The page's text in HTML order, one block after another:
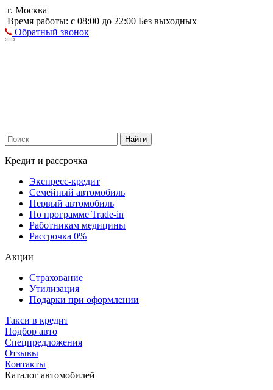
г. Москва
Время работы: с 08:00 до 22:00 Без выходных
Обратный звонок
Найти
Кредит и рассрочка
Экспресс-кредит
Семейный автомобиль
Первый автомобиль
По программе Trade-in
Работникам медицины
Рассрочка 0%
Акции
Страхование
Утилизация
Подарки при оформлении
Такси в кредит
Подбор авто
Спецпредложения
Отзывы
Контакты
Каталог автомобилей